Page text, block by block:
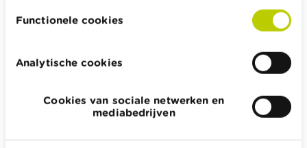
Functionele cookies
Analytische cookies
Cookies van sociale netwerken en
mediabedrijven
occasioneel of elk
weekend bewoont
1000 euro.
Op je belastingaangifte vermeld je bij je
inkomsten van onroerende goederen enkel het